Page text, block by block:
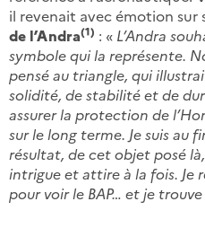
il revenait avec émotion sur
de l’Andra(1) : « L’Andra
symbole qui la représente.
pensé au triangle, qui
solidité, de stabilité et de
assurer la protection de
sur le long terme. Je suis au
résultat, de cet objet posé
intrigue et attire à la fois. Je
pour voir le BAP… et je